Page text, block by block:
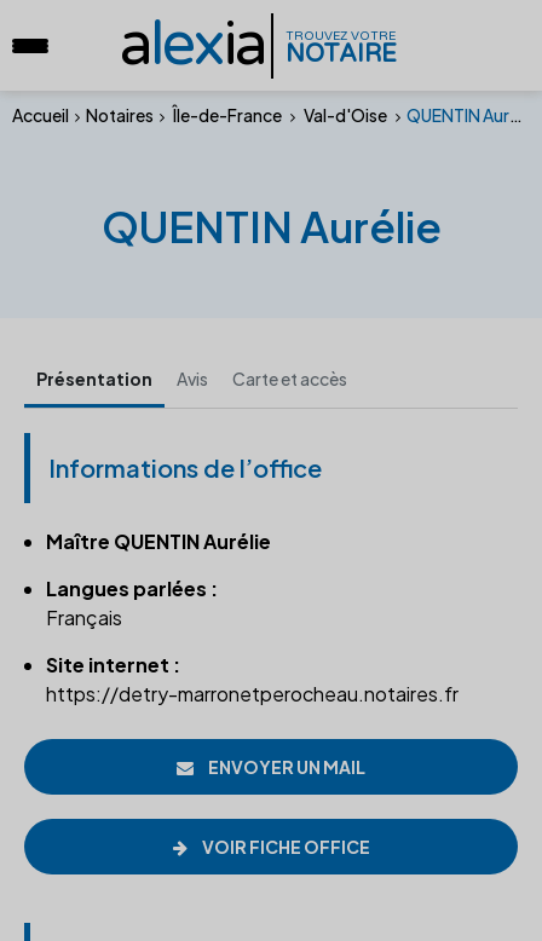
alexia TROUVEZ VOTRE
NOTAIRE
Accueil Notaires Île-de-France Val-d'Oise QUENTIN Aurélie
QUENTIN Aurélie
Présentation Avis Carte et accès
Informations de l’office
Maître QUENTIN Aurélie
Langues parlées :
Français
Site internet :
https://detry-marronetperocheau.notaires.fr
ENVOYER UN MAIL
VOIR FICHE OFFICE